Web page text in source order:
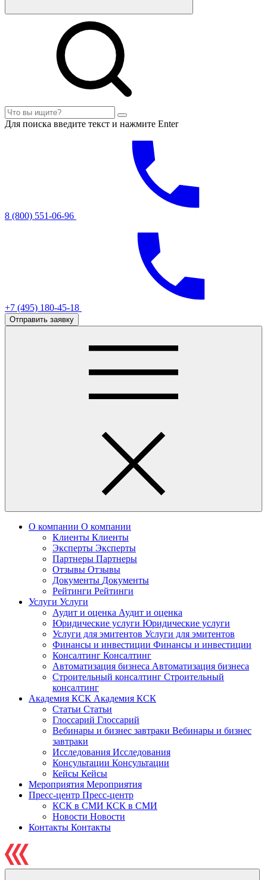
Для поиска введите текст и нажмите Enter
8 (800) 551-06-96
+7 (495) 180-45-18
Отправить заявку
О компании О компании
Клиенты Клиенты
Эксперты Эксперты
Партнеры Партнеры
Отзывы Отзывы
Документы Документы
Рейтинги Рейтинги
Услуги Услуги
Аудит и оценка Аудит и оценка
Юридические услуги Юридические услуги
Услуги для эмитентов Услуги для эмитентов
Финансы и инвестиции Финансы и инвестиции
Консалтинг Консалтинг
Автоматизация бизнеса Автоматизация бизнеса
Строительный консалтинг Строительный
консалтинг
Академия КСК Академия КСК
Статьи Статьи
Глоссарий Глоссарий
Вебинары и бизнес завтраки Вебинары и бизнес
завтраки
Исследования Исследования
Консультации Консультации
Кейсы Кейсы
Мероприятия Мероприятия
Пресс-центр Пресс-центр
КСК в СМИ КСК в СМИ
Новости Новости
Контакты Контакты